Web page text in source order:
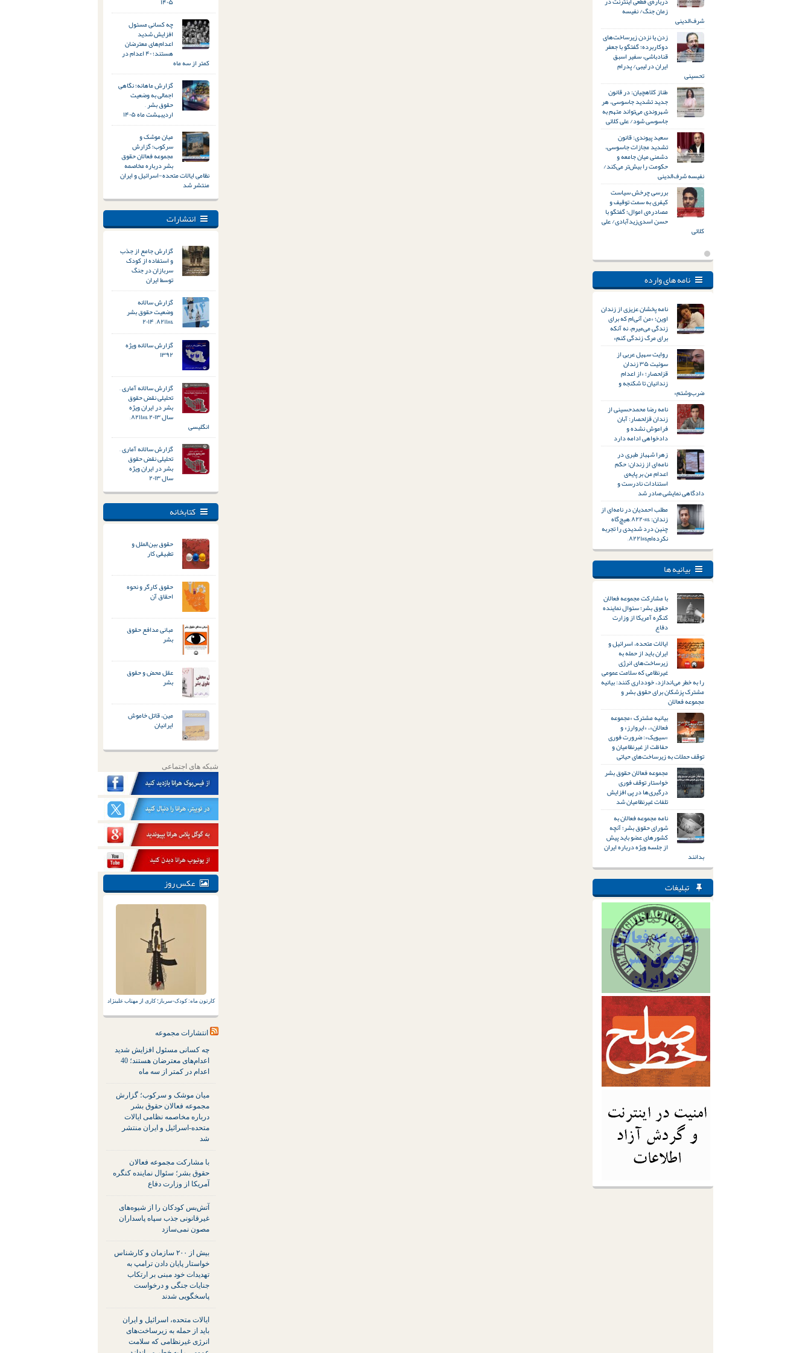
چه کسانی مسئول
افزایش شدید
اعدام‌های معترضان
هستند؛ ۴۰ اعدام در
کمتر از سه ماه
گزارش ماهانه؛ نگاهی
اجمالی به وضعیت
حقوق بشر –
اردیبهشت ماه ۱۴۰۵
میان موشک و
سرکوب؛ گزارش
مجموعه فعالان حقوق
بشر درباره مخاصمه
نظامی ایالات متحده-اسرائیل و ایران
منتشر شد
انتشارات
گزارش جامع از جذب
و استفاده از کودک
سربازان در جنگ
توسط ایران
گزارش سالانه
وضعیت حقوق بشر
&#۸۲۱۱; ۲۰۱۴
گزارش سالانه ویژه
۱۳۹۲
گزارش سالانه آماری –
تحلیلی نقض حقوق
بشر در ایران ویژه
سال ۲۰۱۳ &#۸۲۱۱;
انگلیسی
گزارش سالانه آماری –
تحلیلی نقض حقوق
بشر در ایران ویژه
سال ۲۰۱۳
کتابخانه
حقوق بین‌الملل و
تطبیقی کار
حقوق کارگر و نحوه
احقاق آن
مبانی مدافع حقوق
بشر
عقل محض و حقوق
بشر
مین، قاتل خاموش
ایرانیان
شبکه های اجتماعی
عکس روز
کارتون ماه: کودک-سرباز؛ کاری از مهتاب علینژاد
انتشارات مجموعه
چه کسانی مسئول افزایش شدید
اعدام‌های معترضان هستند؛ 40
اعدام در کمتر از سه ماه
میان موشک و سرکوب؛ گزارش
مجموعه فعالان حقوق بشر
درباره مخاصمه نظامی ایالات
متحده-اسرائیل و ایران منتشر
شد
با مشارکت مجموعه فعالان
حقوق بشر؛ سئوال نماینده کنگره
آمریکا از وزارت دفاع
آتش‌بس کودکان را از شیوه‌های
غیرقانونی جذب سپاه پاسداران
مصون نمی‌سازد
بیش از ۲۰۰ سازمان و کارشناس
خواستار پایان دادن ترامپ به
تهدیدات خود مبنی بر ارتکاب
جنایات جنگی و درخواست
پاسخگویی شدند
ایالات متحده، اسرائیل و ایران
باید از حمله به زیرساخت‌های
انرژی غیرنظامی که سلامت
زمان جنگ/ نفیسه
شرف‌الدینی
زدن یا نزدن زیرساخت‌های
دوکاربرده؛ گفتگو با جعفر
قنادباشی، سفیر اسبق
ایران در لیبی/ پدرام
تحسینی
طناز کلاهچیان: در قانون
جدید تشدید جاسوسی، هر
شهروندی می‌تواند متهم به
جاسوسی شود/ علی کلائی
سعید پیوندی: قانون
تشدید مجازات جاسوسی،
دشمنی میان جامعه و
حکومت را بیش‌تر می‌کند/
نفیسه شرف‌الدینی
بررسی چرخش سیاست
کیفری به سمت توقیف و
مصادره‌ی اموال؛ گفتگو با
حسن اسدی‌زیدآبادی/ علی
کلائی
نامه های وارده
نامه پخشان عزیزی از زندان
اوین؛ «من آنی‌ام که برای
زندگی می‌میرم، نه آنکه
برای مرگ زندگی کنم»
روایت سهیل عربی از
سوئیت ۳۵ زندان
قزلحصار؛ «از اعدام
زندانیان تا شکنجه و
ضرب‌وشتم»
نامه رضا محمدحسینی از
زندان قزلحصار: آبان
فراموش نشده و
دادخواهی ادامه دارد
زهرا شهباز طبری در
نامه‌ای از زندان: حکم
اعدام من بر پایه‌ی
استنادات نادرست و
دادگاهی نمایشی صادر شد
مطلب احمدیان در نامه‌ای از
زندان: &#۸۲۲۰;هیچ‌گاه
چنین درد شدیدی را تجربه
نکرده‌ام&#۸۲۲۱;
بیانیه ها
با مشارکت مجموعه فعالان
حقوق بشر؛ سئوال نماینده
کنگره آمریکا از وزارت
دفاع
ایالات متحده، اسرائیل و
ایران باید از حمله به
زیرساخت‌های انرژی
غیرنظامی که سلامت عمومی
را به خطر می‌اندازد، خودداری کنند: بیانیه
مشترک پزشکان برای حقوق بشر و
مجموعه فعالان
بیانیه مشترک «مجموعه
فعالان»، «ایروارز» و
«سیویک»: ضرورت فوری
حفاظت از غیرنظامیان و
توقف حملات به زیرساخت‌های حیاتی
مجموعه فعالان حقوق بشر
خواستار توقف فوری
درگیری‌ها در پی افزایش
تلفات غیرنظامیان شد
نامه مجموعه فعالان به
شورای حقوق بشر؛ آنچه
کشورهای عضو باید پیش
از جلسه ویژه درباره ایران
بدانند
تبلیغات